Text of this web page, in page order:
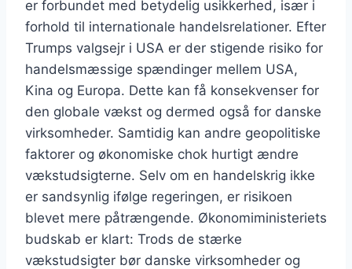
er forbundet med betydelig usikkerhed, især i
forhold til internationale handelsrelationer. Efter
Trumps valgsejr i USA er der stigende risiko for
handelsmæssige spændinger mellem USA,
Kina og Europa. Dette kan få konsekvenser for
den globale vækst og dermed også for danske
virksomheder. Samtidig kan andre geopolitiske
faktorer og økonomiske chok hurtigt ændre
vækstudsigterne. Selv om en handelskrig ikke
er sandsynlig ifølge regeringen, er risikoen
blevet mere påtrængende. Økonomiministeriets
budskab er klart: Trods de stærke
vækstudsigter bør danske virksomheder og